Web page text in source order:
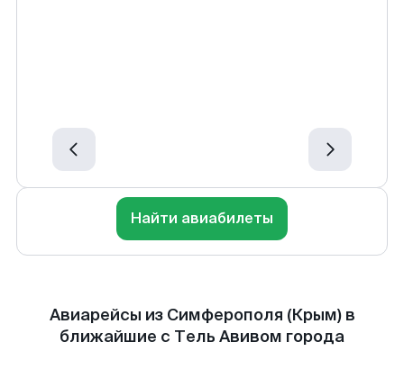
Найти авиабилеты
Авиарейсы из Симферополя (Крым) в
ближайшие с Тель Авивом города